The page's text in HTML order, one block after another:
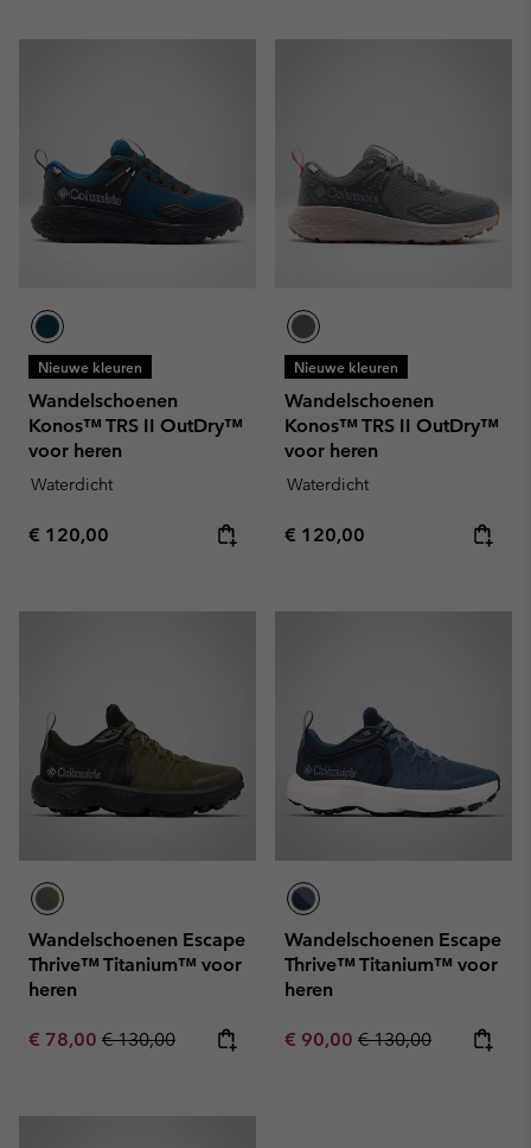
Nieuwe kleuren
Wandelschoenen
Konos™ TRS II OutDry™
voor heren
Waterdicht
Regular price:
€ 120,00
Nieuwe kleuren
Wandelschoenen
Konos™ TRS II OutDry™
voor heren
Waterdicht
Regular price:
€ 120,00
Wandelschoenen Escape
Thrive™ Titanium™ voor
heren
Sale price:
€ 78,00 Regular price:
€ 130,00
Wandelschoenen Escape
Thrive™ Titanium™ voor
heren
Sale price:
€ 90,00 Regular price:
€ 130,00